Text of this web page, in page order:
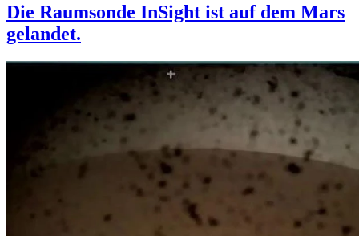
Die Raumsonde InSight ist auf dem Mars
gelandet.